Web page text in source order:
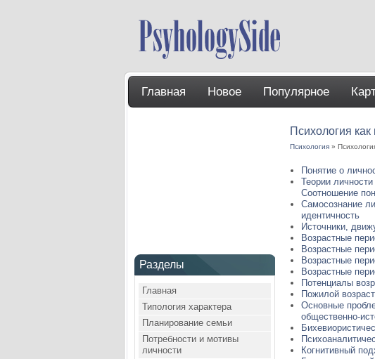
Главная Новое Популярное
Разделы
Главная
Типология характера
Планирование семьи
Потребности и мотивы
личности
Психология
Психология »
Понятие о
Теории
Соотношение
Самосознание
идентичность
Источники,
Возрастные
Возрастные
Возрастные
Возрастные
Потенциалы
Пожилой
Основные
общественно-
Когнитивный